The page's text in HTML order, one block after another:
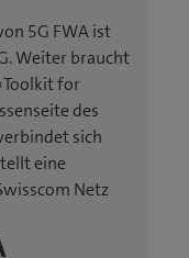
5G FWA ist
Weiter braucht
for
des
sich
eine
Netz